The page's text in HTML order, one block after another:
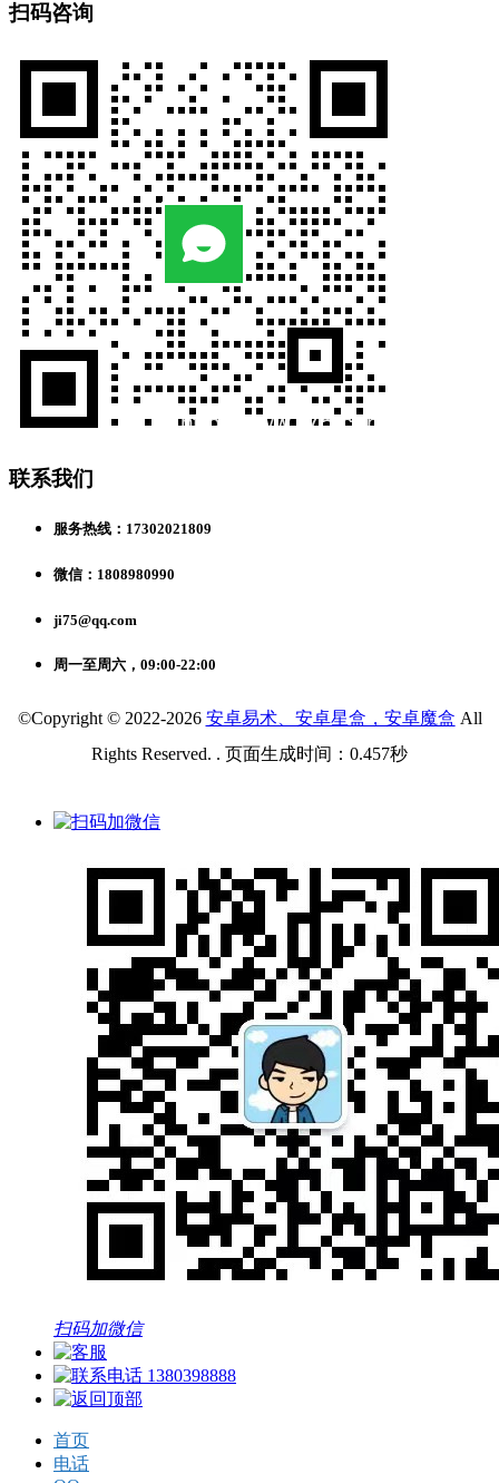
扫码咨询
联系我们
服务热线：17302021809
微信：1808980990
ji75@qq.com
周一至周六，09:00-22:00
©Copyright © 2022-2026 安卓易术、安卓星盒，安卓魔盒 All
Rights Reserved. . 页面生成时间：0.457秒
扫码加微信
1380398888
首页
电话